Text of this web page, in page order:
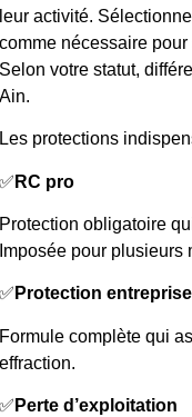
leur activité.
comme nécessaire
Selon votre statut,
Ain.
Les protections
✅ RC pro
Protection obligatoire
Imposée pour plusieurs
✅ Protection entreprise
Formule complète qui
effraction.
✅ Perte d’exploitation